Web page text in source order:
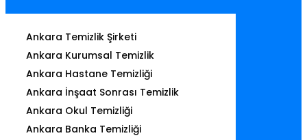
Ankara Temizlik Şirketi
Ankara Kurumsal Temizlik
Ankara Hastane Temizliği
Ankara İnşaat Sonrası Temizlik
Ankara Okul Temizliği
Ankara Banka Temizliği